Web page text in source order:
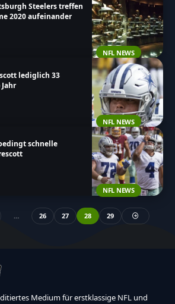
NFL NEWS
Steelers treffen
2020 aufeinander
NFL NEWS
lediglich 33
NFL NEWS
schnelle
… 26 27 28 29
Medium für erstklassige NFL und